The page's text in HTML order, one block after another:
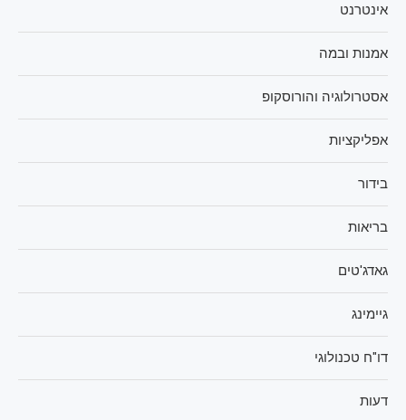
אינטרנט
אמנות ובמה
אסטרולוגיה והורוסקופ
אפליקציות
בידור
בריאות
גאדג'טים
גיימינג
דו"ח טכנולוגי
דעות